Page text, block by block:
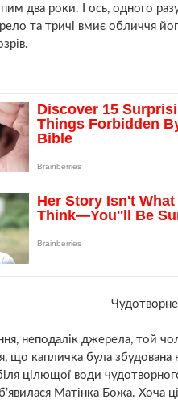
два роки. І ось, одного
та тричі вмиє обличчя
неподалік джерела, той
що капличка була збудована
біля цiлющої води
Матінка Божа. Хоча